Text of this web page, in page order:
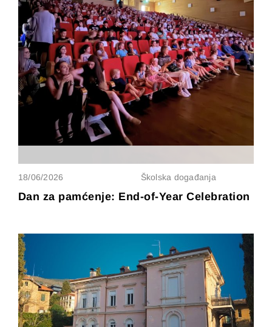
18/06/2026 Školska događanja
Dan za pamćenje: End-of-Year Celebration